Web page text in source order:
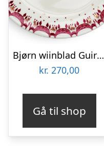
Bjørn wiinblad Guirlande juletallerken 28,5 cm.
kr. 270,00
Gå til shop